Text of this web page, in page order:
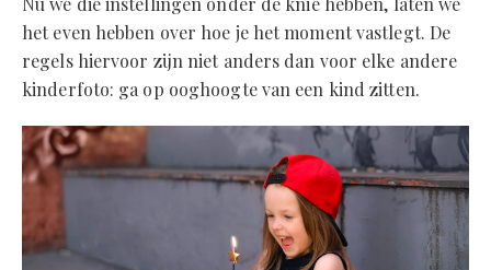
het even hebben over hoe je het moment vastlegt. De
regels hiervoor zijn niet anders dan voor elke andere
kinderfoto: ga op ooghoogte van een kind zitten.